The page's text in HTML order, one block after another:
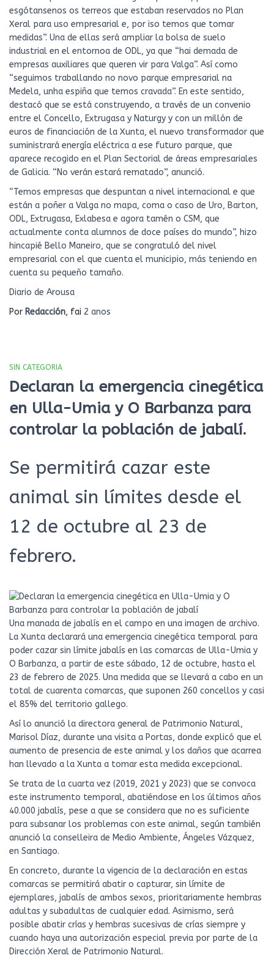
esgótansenos os terreos que estaban reservados no Plan
Xeral para uso empresarial e, por iso temos que tomar
medidas”. Una de ellas será ampliar la bolsa de suelo
industrial en el entornoa de ODL, ya que “hai demada de
empresas auxiliares que queren vir para Valga”. Así como
“seguimos traballando no novo parque empresarial na
Medela, unha espiña que temos cravada”. En este sentido,
destacó que se está construyendo, a través de un convenio
entre el Concello, Extrugasa y Naturgy y con un millón de
euros de financiación de la Xunta, el nuevo transformador que
suministrará energía eléctrica a ese futuro parque, que
aparece recogido en el Plan Sectorial de áreas empresariales
de Galicia. “No verán estará rematado”, anunció.
“Temos empresas que despuntan a nivel internacional e que
están a poñer a Valga no mapa, coma o caso de Uro, Barton,
ODL, Extrugasa, Exlabesa e agora tamén o CSM, que
actualmente conta alumnos de doce países do mundo”, hizo
hincapié Bello Maneiro, que se congratuló del nivel
empresarial con el que cuenta el municipio, más teniendo en
cuenta su pequeño tamaño.
Diario de Arousa
Por Redacción, fai 2 anos
SIN CATEGORIA
Declaran la emergencia cinegética
en Ulla-Umia y O Barbanza para
controlar la población de jabalí.
Se permitirá cazar este
animal sin límites desde el
12 de octubre al 23 de
febrero.
Una manada de jabalís en el campo en una imagen de archivo.
La Xunta declarará una emergencia cinegética temporal para
poder cazar sin límite jabalís en las comarcas de Ulla-Umia y
O Barbanza, a partir de este sábado, 12 de octubre, hasta el
23 de febrero de 2025. Una medida que se llevará a cabo en un
total de cuarenta comarcas, que suponen 260 concellos y casi
el 85% del territorio gallego.
Así lo anunció la directora general de Patrimonio Natural,
Marisol Díaz, durante una visita a Portas, donde explicó que el
aumento de presencia de este animal y los daños que acarrea
han llevado a la Xunta a tomar esta medida excepcional.
Se trata de la cuarta vez (2019, 2021 y 2023) que se convoca
este instrumento temporal, abatiéndose en los últimos años
40.000 jabalís, pese a que se considera que no es suficiente
para subsanar los problemas con este animal, según también
anunció la conselleira de Medio Ambiente, Ángeles Vázquez,
en Santiago.
En concreto, durante la vigencia de la declaración en estas
comarcas se permitirá abatir o capturar, sin límite de
ejemplares, jabalís de ambos sexos, prioritariamente hembras
adultas y subadultas de cualquier edad. Asimismo, será
posible abatir crías y hembras sucesivas de crías siempre y
cuando haya una autorización especial previa por parte de la
Dirección Xeral de Patrimonio Natural.